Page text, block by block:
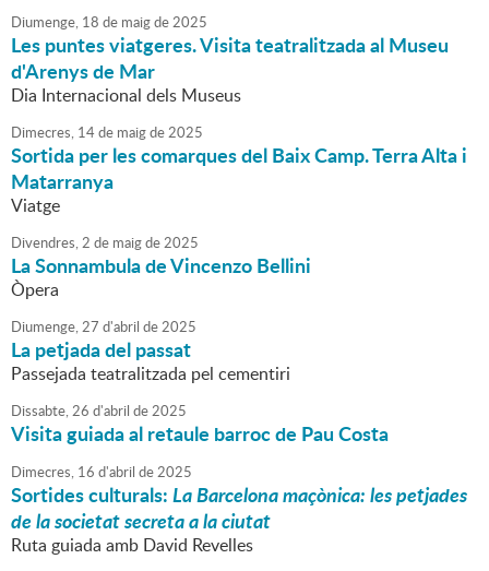
Diumenge, 18 de maigde2025
Les puntes viatgeres. Visita teatralitzada al Museu
d'Arenys de Mar
Dia Internacional dels Museus
Dimecres, 14de maigde2025
Sortida per les comarques del Baix Camp. Terra Alta i
Matarranya
Viatge
Divendres,2 de maigde2025
La Sonnambula de Vincenzo Bellini
Òpera
Diumenge,27 d'abril de2025
La petjada del passat
Passejada teatralitzada pel cementiri
Dissabte,26 d'abril de2025
Visita guiada al retaule barroc de Pau Costa
Dimecres, 16 d'abril de2025
Sortides culturals:La Barcelona maçònica: les petjades
de la societat secreta a la ciutat
Ruta guiada amb David Revelles